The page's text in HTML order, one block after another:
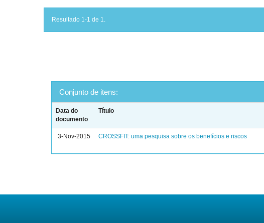
Resultado 1-1 de 1.
Conjunto de itens:
Data do
documento
Título
3-Nov-2015 CROSSFIT: uma pesquisa sobre os benefícios e riscos